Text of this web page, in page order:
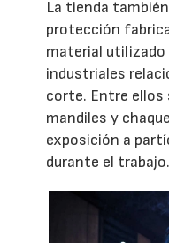
La tienda
protección
material
industriales
corte. Entre ellos
mandiles y
exposición a
durante el trabajo.